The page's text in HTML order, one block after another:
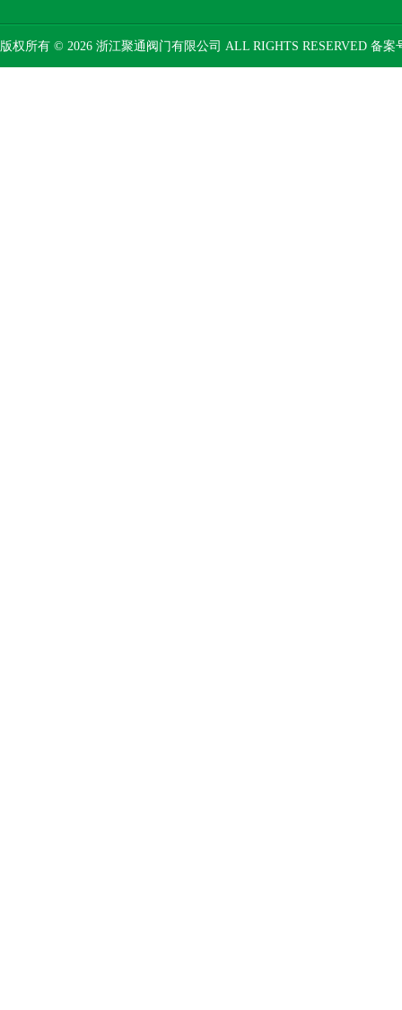
版权所有 © 2026 浙江聚通阀门有限公司 ALL RIGHTS RESERVED 备案